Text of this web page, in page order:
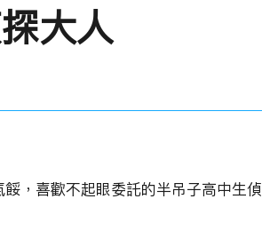
大人
，喜歡不起眼委託的半吊子高中生偵